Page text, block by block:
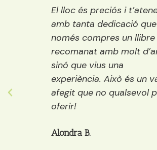
El lloc és preciós i
amb tanta dedicació
només compres un llibre
recomanat amb molt
sinó que vius una
experiència. Això és un
afegit que no qualsevol
oferir!
Alondra B.